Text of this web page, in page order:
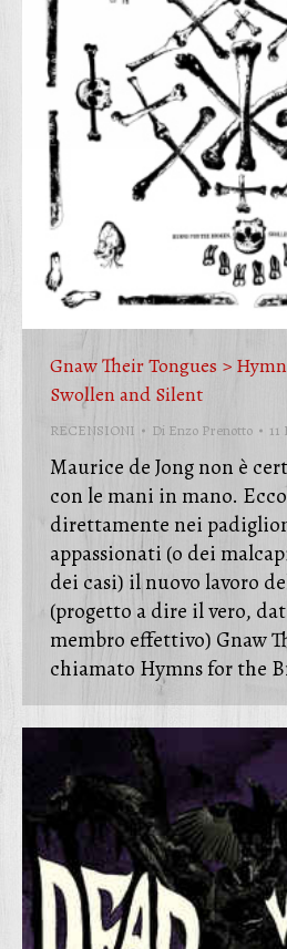
Gnaw Their Tongues >
Swollen and Silent
RECENSIONI Di Enzo Prenotto 11
Maurice de Jong non è
con le mani in mano.
direttamente nei
appassionati (o dei
dei casi) il nuovo lavoro
(progetto a dire il vero,
membro effettivo) Gnaw
chiamato Hymns for the